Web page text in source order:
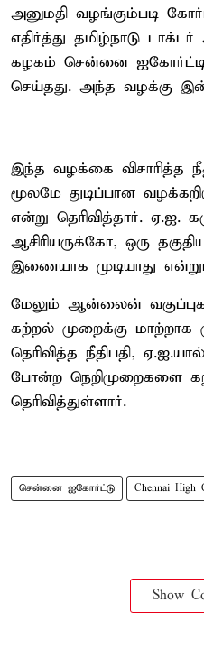
அனுமதி வழங்கும்படி
எதிர்த்து தமிழ்நாடு
கழகம் சென்னை
செய்தது. அந்த வழக்கு
இந்த வழக்கை விசாரித்த
மூலமே துடிப்பான
என்று தெரிவித்தார். ஏ.ஐ.
ஆசிரியருக்கோ, ஒரு
இணையாக முடியாது என்றும்
மேலும் ஆன்லைன்
கற்றல் முறைக்கு மாற்றாக
தெரிவித்த நீதிபதி,
போன்ற நெறிமுறைகளை
தெரிவித்துள்ளார்.
சென்னை ஐகோர்ட்டு Chennai High
Show